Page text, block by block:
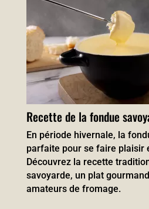
Recette de la fondue
En période hivernale, la
parfaite pour se faire plaisir
Découvrez la recette
savoyarde, un plat
amateurs de fromage.